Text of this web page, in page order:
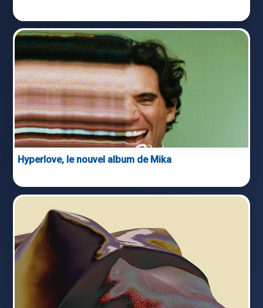
Hyperlove, le nouvel album de Mika